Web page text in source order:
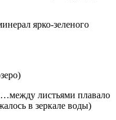
ярко-зеленого
листьями плавало
в зеркале воды)